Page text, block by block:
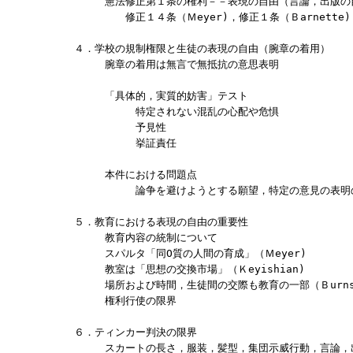
修正１４条（Ｍeyer)，修正１条（Ｂarnette)
４．学校の規制権限と生徒の表現の自由（腕章の着用）
腕章の着用は無言で無抵抗の意思表明
「具体的，実質的妨害」テスト
特定されない混乱の心配や危惧
予見性
挙証責任
本件における問題点
論争を避けようとする願望，特定の意見の表明
５．教育における表現の自由の重要性
教育内容の統制について
スパルタ「同O質の人間の育成」（Ｍeyer)
教室は「思想の交換市場」（Ｋeyishian)
場所および時間，生徒間の交際も教育の一部（Ｂ
権利行使の限界
６．ティンカー判決の限界
スカートの長さ，服装，髪型，集団示威行動，言論，